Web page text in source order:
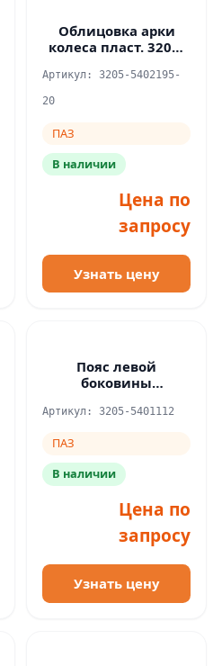
Облицовка арки
колеса пласт. 3205-
Артикул: 3205-5402195-
20
ПАЗ
В наличии
Цена по
запросу
Узнать цену
Пояс левой
боковины
ПАЗ УЦЕНКА
Артикул: 3205-5401112
ПАЗ
В наличии
Цена по
запросу
Узнать цену